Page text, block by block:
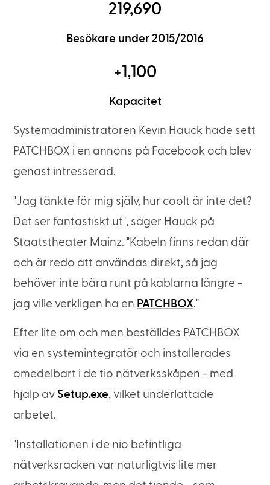
219,690
Besökare under 2015/2016
+1,100
Kapacitet
Systemadministratören Kevin Hauck hade sett
PATCHBOX i en annons på Facebook och blev
genast intresserad.
"Jag tänkte för mig själv, hur coolt är inte det?
Det ser fantastiskt ut", säger Hauck på
Staatstheater Mainz. "Kabeln finns redan där
och är redo att användas direkt, så jag
behöver inte bära runt på kablarna längre -
jag ville verkligen ha en PATCHBOX."
Efter lite om och men beställdes PATCHBOX
via en systemintegratör och installerades
omedelbart i de tio nätverksskåpen - med
hjälp av Setup.exe, vilket underlättade
arbetet.
"Installationen i de nio befintliga
nätverksracken var naturligtvis lite mer